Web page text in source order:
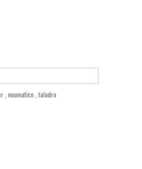
neumatico taladro